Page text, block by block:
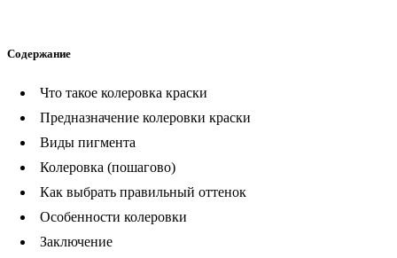
Содержание
Что такое колеровка краски
Предназначение колеровки краски
Виды пигмента
Колеровка (пошагово)
Как выбрать правильный оттенок
Особенности колеровки
Заключение